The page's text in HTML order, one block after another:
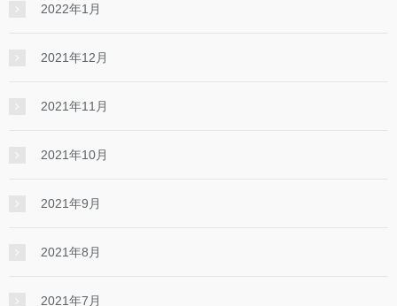
2022年1月
2021年12月
2021年11月
2021年10月
2021年9月
2021年8月
2021年7月